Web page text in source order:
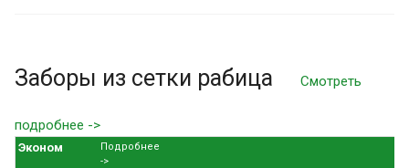
Заборы из сетки рабица Смотреть
подробнее ->
Эконом
Подробнее
->